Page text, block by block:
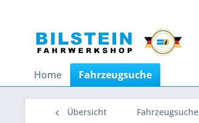
Home Fahrzeugsuche
Übersicht Fahrzeugsuche